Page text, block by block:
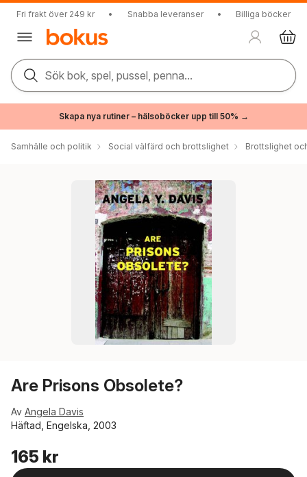
Fri frakt över 249 kr • Snabba leveranser • Billiga böcker
Sök bok, spel, pussel, penna...
Skapa nya rutiner – hälsoböcker upp till 50% →
Samhälle och politik Social välfärd och brottslighet Brottslighet
Are Prisons Obsolete?
Av Angela Davis
Häftad, Engelska, 2003
165 kr